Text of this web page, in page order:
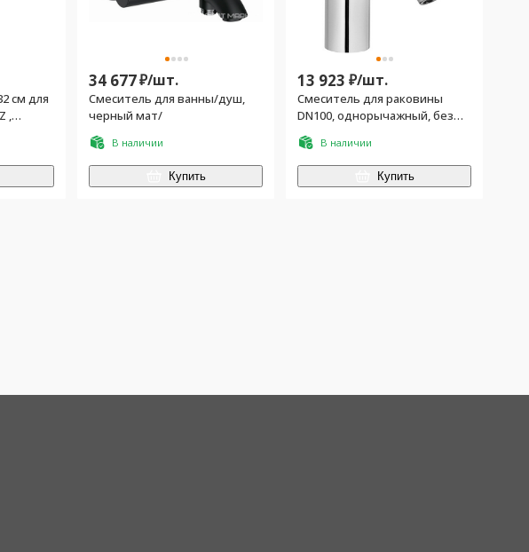
см для
34 677₽/шт.
Смеситель для ванны/душ,
черный мат/
В наличии
Купить
13 923 ₽/шт.
Смеситель для раковины
DN100, однорычажный, без
донного клапана, хром
В наличии
Купить